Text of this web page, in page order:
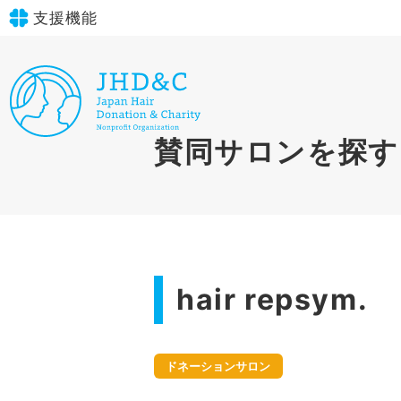
支援機能
文字サイズ 標準
青 黄 黒
in simple English
English Guide賛同サロンを探す
hair repsym.
ドネーションサロン